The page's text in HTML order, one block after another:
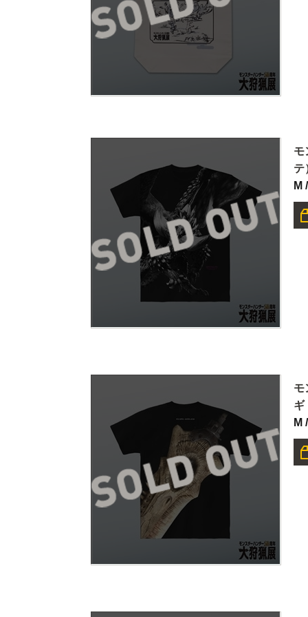
モ
テ
M
モ
ギ
M